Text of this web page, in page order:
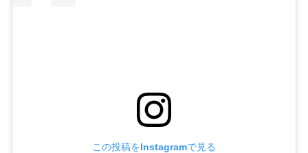
この投稿をInstagramで見る